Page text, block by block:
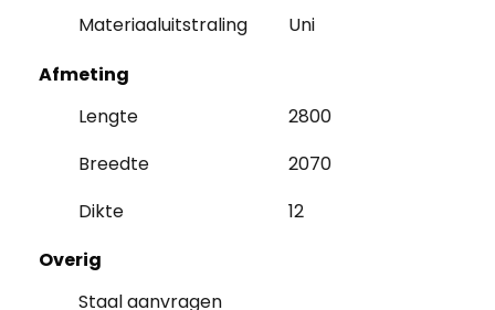
Materiaaluitstraling
Uni
Afmeting
Lengte
2800
Breedte
2070
Dikte
12
Overig
Staal aanvragen